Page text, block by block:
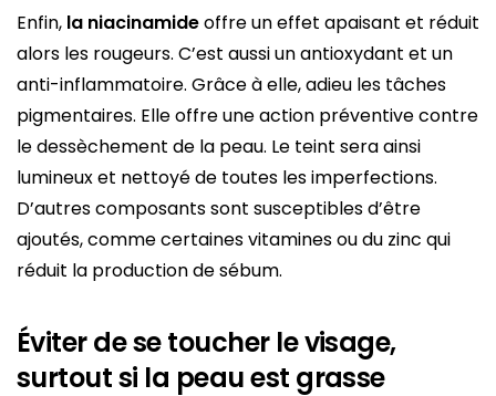
Enfin, la niacinamideoffre un effet apaisant et réduit
alors les rougeurs. C’est aussi un antioxydant et un
anti-inflammatoire. Grâce à elle, adieu les tâches
pigmentaires. Elle offre une action préventive contre
le dessèchement de la peau. Le teint sera ainsi
lumineux et nettoyé de toutes les imperfections.
D’autres composants sont susceptibles d’être
ajoutés, comme certaines vitamines ou du zinc qui
réduit la production de sébum.
Éviter de se toucher le visage,
surtout si la peau est grasse